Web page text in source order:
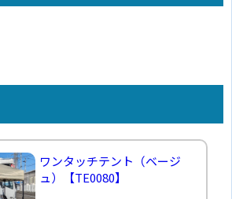
ワンタッチテント（ベージ
ュ）
【TE0080】